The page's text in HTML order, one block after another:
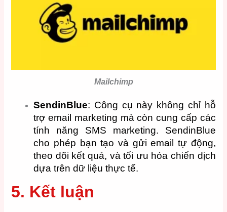
Mailchimp
SendinBlue: Công cụ này không chỉ hỗ
trợ email marketing mà còn cung cấp các
tính năng SMS marketing. SendinBlue
cho phép bạn tạo và gửi email tự động,
theo dõi kết quả, và tối ưu hóa chiến dịch
dựa trên dữ liệu thực tế.
5. Kết luận